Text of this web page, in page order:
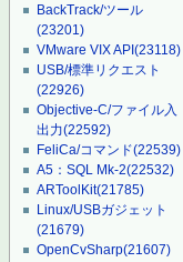
BackTrack/ツール
(23201)
VMware VIX API(23118)
USB/標準リクエスト
(22926)
Objective-C/ファイル入
出力(22592)
FeliCa/コマンド(22539)
A5：SQL Mk-2(22532)
ARToolKit(21785)
Linux/USBガジェット
(21679)
OpenCvSharp(21607)